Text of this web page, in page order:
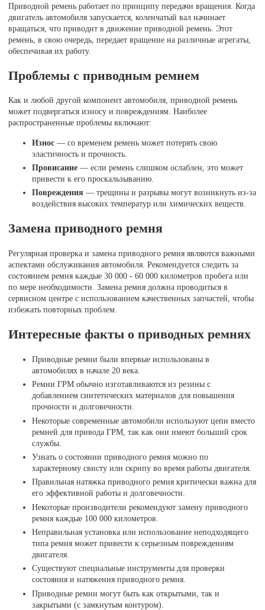
Приводной ремень работает по принципу передачи вращения. Когда
двигатель автомобиля запускается, коленчатый вал начинает
вращаться, что приводит в движение приводной ремень. Этот
ремень, в свою очередь, передает вращение на различные агрегаты,
обеспечивая их работу.
Проблемы с приводным ремнем
Как и любой другой компонент автомобиля, приводной ремень
может подвергаться износу и повреждениям. Наиболее
распространенные проблемы включают:
Износ — со временем ремень может потерять свою
эластичность и прочность.
Провисание — если ремень слишком ослаблен, это может
привести к его проскальзыванию.
Повреждения — трещины и разрывы могут возникнуть из-за
воздействия высоких температур или химических веществ.
Замена приводного ремня
Регулярная проверка и замена приводного ремня являются важными
аспектами обслуживания автомобиля. Рекомендуется следить за
состоянием ремня каждые 30 000 - 60 000 километров пробега или
по мере необходимости. Замена ремня должна проводиться в
сервисном центре с использованием качественных запчастей, чтобы
избежать повторных проблем.
Интересные факты о приводных ремнях
Приводные ремни были впервые использованы в
автомобилях в начале 20 века.
Ремни ГРМ обычно изготавливаются из резины с
добавлением синтетических материалов для повышения
прочности и долговечности.
Некоторые современные автомобили используют цепи вместо
ремней для привода ГРМ, так как они имеют больший срок
службы.
Узнать о состоянии приводного ремня можно по
характерному свисту или скрипу во время работы двигателя.
Правильная натяжка приводного ремня критически важна для
его эффективной работы и долговечности.
Некоторые производители рекомендуют замену приводного
ремня каждые 100 000 километров.
Неправильная установка или использование неподходящего
типа ремня может привести к серьезным повреждениям
двигателя.
Существуют специальные инструменты для проверки
состояния и натяжения приводного ремня.
Приводные ремни могут быть как открытыми, так и
закрытыми (с замкнутым контуром).